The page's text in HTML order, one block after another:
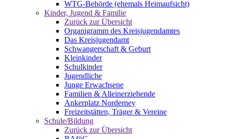
WTG-Behörde (ehemals Heimaufsicht)
Kinder, Jugend & Familie
Zurück zur Übersicht
Organigramm des Kreisjugendamtes
Das Kreisjugendamt
Schwangerschaft & Geburt
Kleinkinder
Schulkinder
Jugendliche
Junge Erwachsene
Familien & Alleinerziehende
Ankerplatz Norderney
Freizeitstätten, Träger & Vereine
Schule/Bildung
Zurück zur Übersicht